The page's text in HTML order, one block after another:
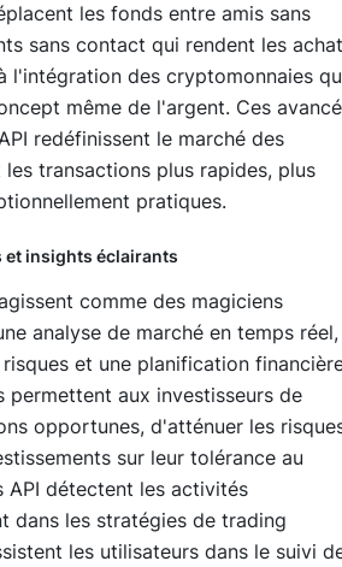
les fonds entre amis sans
sans contact qui rendent les
l'intégration des cryptomonnaies
même de l'argent. Ces
redéfinissent le marché des
les transactions plus rapides, plus
pratiques.
et insights éclairants
comme des magiciens
analyse de marché en temps réel,
et une planification
permettent aux investisseurs de
opportunes, d'atténuer les
sur leur tolérance au
API détectent les activités
dans les stratégies de trading
les utilisateurs dans le suivi